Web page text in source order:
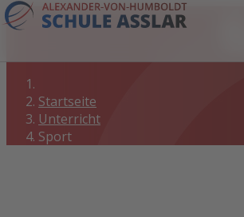
Startseite
Unterricht
Sport